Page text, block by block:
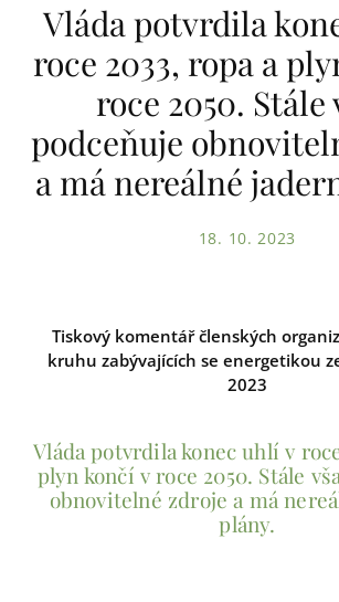
Vláda potvrdila
roce 2033, ropa a
roce 2050. Stále
podceňuje
a má nereálné
18. 10. 2023
Tiskový komentář členských
kruhu zabývajících se energetikou
2023
Vláda potvrdila konec uhlí v
plyn končí v roce 2050. Stále
obnovitelné zdroje a má
plány.